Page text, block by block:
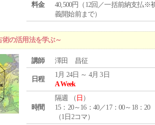
料金
40,500円（12回／一括前納支払※
義開始前まで）
の活用法を学ぶ～
講師 澤田 昌征
日程
1月 24日 ～ 4月 3日
A Week
時間
隔週 （ 日 ）
15：20～16：40／17：00～18：20
（1日2コマ）